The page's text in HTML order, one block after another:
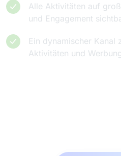
Alle Aktivitäten auf
und Engagement
Ein dynamischer Kanal
Aktivitäten und Werbung